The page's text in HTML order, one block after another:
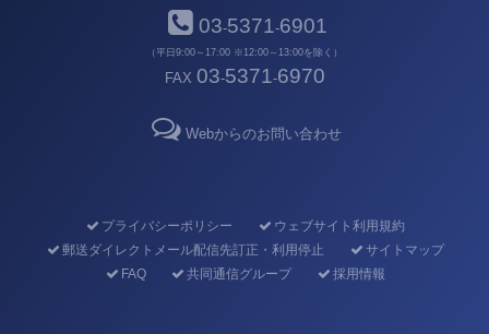
03-5371-6901
（平日9:00～17:00 ※12:00～13:00を除く）
FAX 03-5371-6970
Webからのお問い合わせ
プライバシーポリシー
ウェブサイト利用規約
郵送ダイレクトメール配信先訂正・利用停止
サイトマップ
FAQ
共同通信グループ 採用情報